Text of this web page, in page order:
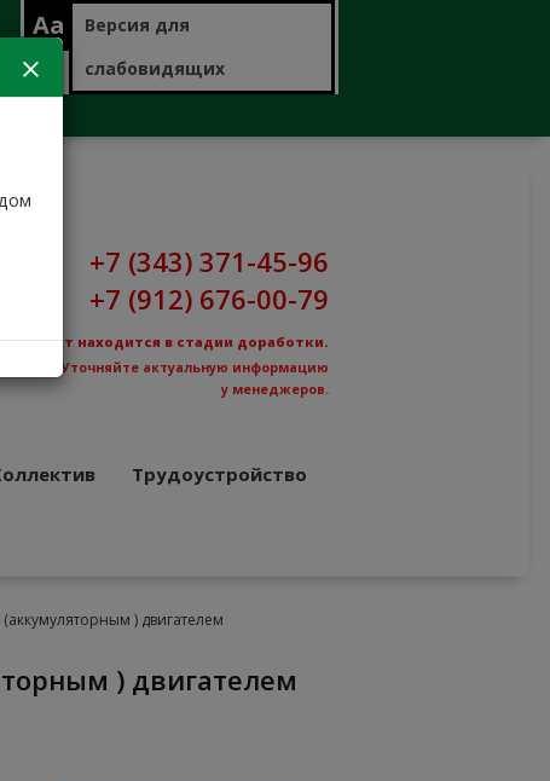
Aa
Версия для
слабовидящих
+7 (343) 371-45-96
+7 (912) 676-00-79
Сайт находится в стадии доработки.
Уточняйте актуальную информацию
у менеджеров.
Трудоустройство
) двигателем
) двигателем